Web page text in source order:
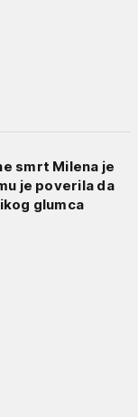
smrt Milena je
je poverila da
glumca